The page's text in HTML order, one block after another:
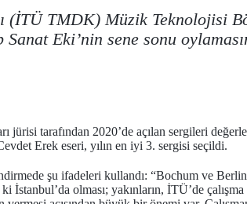
TMDK) Müzik Teknolojisi
Eki’nin sene sonu
jürisi tarafından 2020’de açılan sergileri
Erek eseri, yılın en iyi 3. sergisi seçildi.
şu ifadeleri kullandı: “Bochum ve
olması; yakınların, İTÜ’de